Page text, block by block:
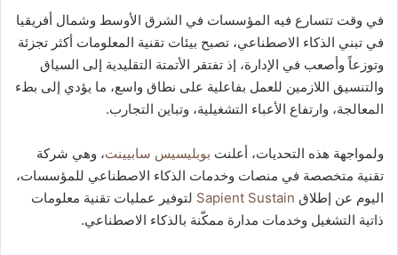
في وقت تتسارع فيه المؤسسات في الشرق الأوسط وشمال أفريقيا
في تبني الذكاء الاصطناعي، تصبح بيئات تقنية المعلومات أكثر تجزئة
وتوزعاً وأصعب في الإدارة، إذ تفتقر الأتمتة التقليدية إلى السياق
والتنسيق اللازمين للعمل بفاعلية على نطاق واسع، ما يؤدي إلى بطء
المعالجة، وارتفاع الأعباء التشغيلية، وتباين التجارب.
ولمواجهة هذه التحديات، أعلنت بوبليسيس سابيينت، وهي شركة
تقنية متخصصة في منصات وخدمات الذكاء الاصطناعي للمؤسسات،
اليوم عن إطلاق Sapient Sustain لتوفير عمليات تقنية معلومات
ذاتية التشغيل وخدمات مدارة ممكّنة بالذكاء الاصطناعي.